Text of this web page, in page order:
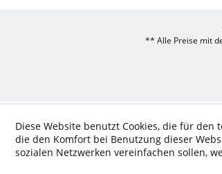
** Alle Preise mit
Diese Website benutzt Cookies, die für
die den Komfort bei Benutzung dieser
sozialen Netzwerken vereinfachen sollen,